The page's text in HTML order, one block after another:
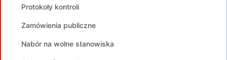
Protokoły kontroli
Zamówienia publiczne
Nabór na wolne stanowiska